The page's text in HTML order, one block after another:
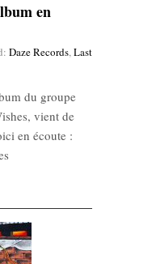
en
Daze Records,Last
du groupe
vient de
en écoute :